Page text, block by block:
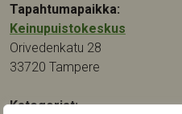
Tapahtumapaikka:
Keinupuistokeskus
Orivedenkatu 28
33720 Tampere
Kategoriat: